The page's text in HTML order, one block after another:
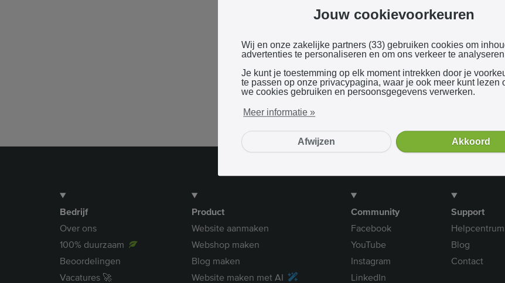
Bij gebruik van onze dienst ga je akkoord met onze
algemene voorwaarden
Bedrijf
Over ons
100% duurzaam
Beoordelingen
Vacatures 🚀
Product
Website aanmaken
Webshop maken
Blog maken
Website maken met AI
Community
Facebook
YouTube
Instagram
LinkedIn
Support
Helpcentrum
Blog
Contact
Jouw cookievoorkeuren
Wij en onze zakelijke partners (33) gebruiken cookies om
advertenties te personaliseren en om ons verkeer te
Je kunt je toestemming op elk moment intrekken door je
te passen op onze privacypagina, waar je ook meer kunt lezen
we cookies gebruiken en persoonsgegevens verwerken.
Meer informatie »
Afwijzen Akkoord